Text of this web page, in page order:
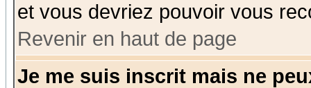
et vous devriez pouvoir vous
Revenir en haut de page
Je me suis inscrit mais ne